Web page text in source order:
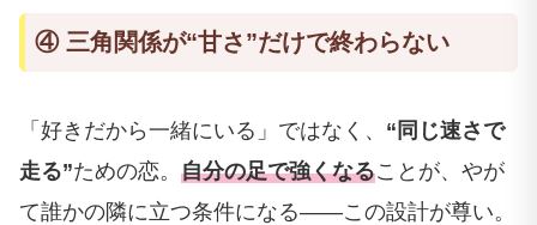
④ 三角関係が“甘さ”だけで終わらない
「好きだから一緒にいる」ではなく、 “同じ速さで
走る”ための恋。 自分の足で強くなることが、やが
て誰かの隣に立つ条件になる――この設計が尊い。